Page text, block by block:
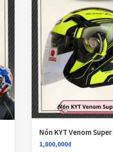
980,000
Áo giáp LS2
Garda Air Man
2,890,000
Nón Ls2 OF606
Drifter đen xanh
3,900,000 ₫
Áo mưa
ÁO
Balo -
Đệm
EGO
Nón KYT Venom
1,800,000₫